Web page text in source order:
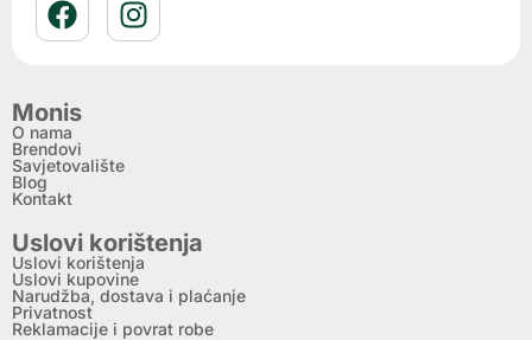
Monis
O nama
Brendovi
Savjetovalište
Blog
Kontakt
Uslovi korištenja
Uslovi korištenja
Uslovi kupovine
Narudžba, dostava i plaćanje
Privatnost
Reklamacije i povrat robe